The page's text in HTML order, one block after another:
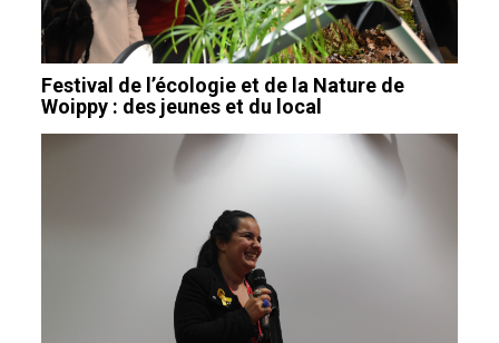
Festival de l’écologie et de la Nature de
Woippy : des jeunes et du local